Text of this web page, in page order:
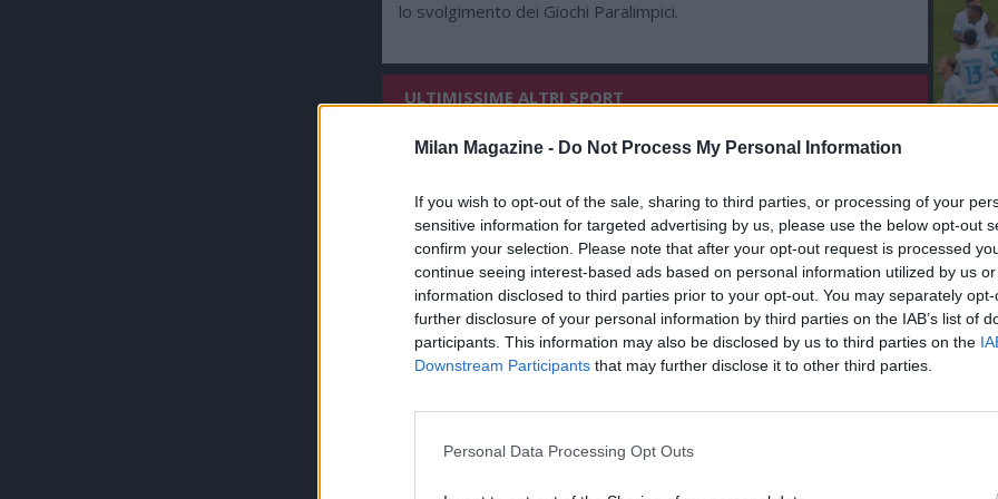
Milan Magazine - Do Not Process My Personal Information
If you wish to opt-out of the sale, sharing to third parties, or processing of your
sensitive information for targeted advertising by us, please use the below opt-out
confirm your selection. Please note that after your opt-out request is processed
continue seeing interest-based ads based on personal information utilized by us
information disclosed to third parties prior to your opt-out. You may separately
further disclosure of your personal information by third parties on the IAB’s list of
participants. This information may also be disclosed by us to third parties on the
Downstream Participants that may further disclose it to other third parties.
Personal Data Processing Opt Outs
lo svolgimento dei Giochi Paralimpici.
ULTIMISSIME ALTRI SPORT
04.08 20:55 - Tennis: per Sinner altro
controllo a Milano, Berrettini ko a
04.08 18:44 - Tennis: nuovi controlli per
Sinner a Milano da un fisioterapista
04.08 17:58 - Ciclismo: ancora Milan al
Giro di Polonia, sua anche la seconda
03.08 16:55 - Ciclismo: Jonathan Milan
del
BY